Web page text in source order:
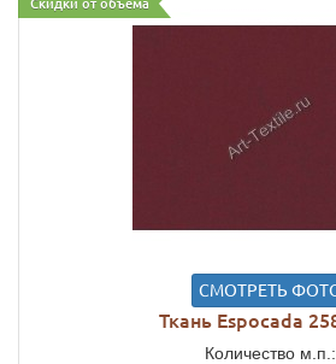
Скидки от объема
СМОТРЕТЬ
Ткань Espocada
Количество м.п.: